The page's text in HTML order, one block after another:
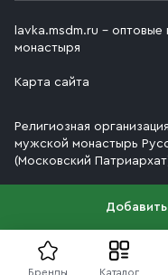
Бренды Каталог
lavka.msdm.ru –
монастыря
Карта сайта
Религиозная
мужской монастырь
(Московский